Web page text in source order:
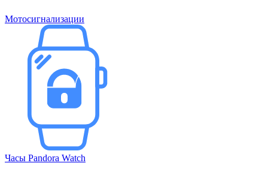
Мотосигнализации
Часы Pandora Watch